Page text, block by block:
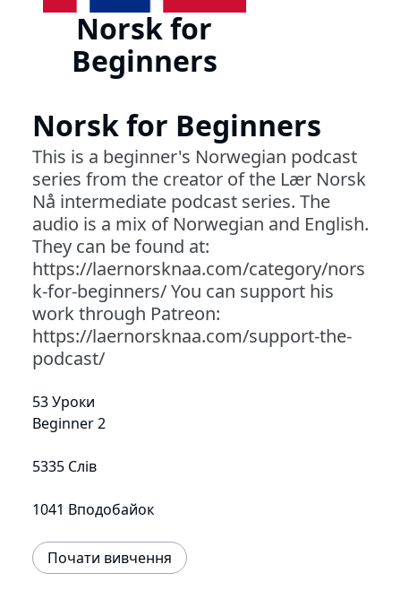
Norsk for
Beginners
Norsk for Beginners
This is a beginner's Norwegian podcast
series from the creator of the Lær Norsk
Nå intermediate podcast series. The
audio is a mix of Norwegian and English.
They can be found at:
https://laernorsknaa.com/category/nors
k-for-beginners/ You can support his
work through Patreon:
https://laernorsknaa.com/support-the-
podcast/
53 Уроки
Beginner 2
5335 Слів
1041 Вподобайок
Почати вивчення